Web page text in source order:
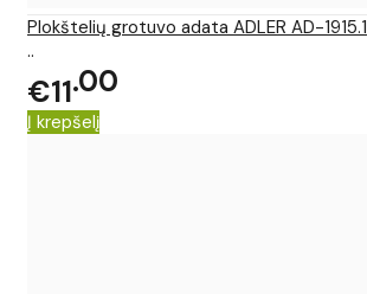
Plokštelių grotuvo adata ADLER AD-1915.1
..
€11 00
Į krepšelį